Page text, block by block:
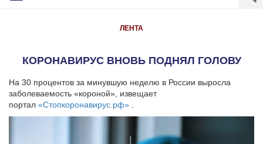
ЛЕНТА
КОРОНАВИРУС ВНОВЬ ПОДНЯЛ ГОЛОВУ
На 30 процентов за минувшую неделю в России выросла
заболеваемость «короной», извещает
портал «Стопкоронавирус.рф»